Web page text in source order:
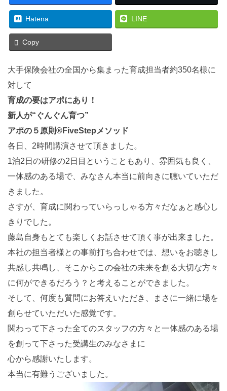
Hatena LINE
Copy
大手保険会社の全国から集まった育成担当者約350名様に
対して
育成の要はアポにあり！
新人が“ぐんぐん育つ”
アポの５原則®FiveStepメソッド
各日、2時間講演させて頂きました。
1泊2日の研修の2日目ということもあり、雰囲気も良く、
一体感のある場で、みなさん本当に前向きに聴いていただ
きました。
さすが、育成に関わっていらっしゃる方々だなぁと感心し
きりでした。
藤島自身もとても楽しくお話させて頂く事が出来ました。
本社の担当者様との事前打ち合わせでは、想いをお聴きし
共感し共鳴し、そこからこの会社の未来を創る大切な方々
に何ができるだろう？と考えることができました。
そして、何度も質問にお答えいただき、まさに一緒に場を
創らせていただいた感覚です。
関わって下さった全てのスタッフの方々と一体感のある場
を創って下さった受講生のみなさまに
心から感謝いたします。
本当に有難うございました。